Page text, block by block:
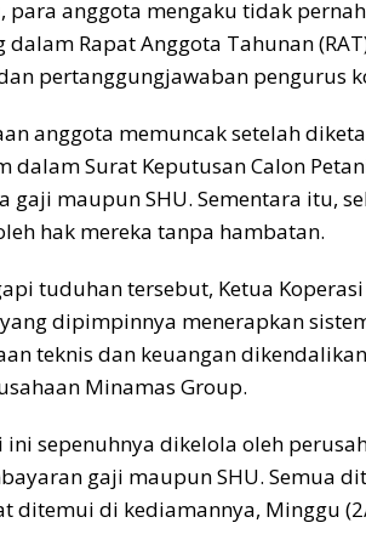
para anggota mengaku tidak
dalam Rapat Anggota Tahunan
pertanggungjawaban pengurus
anggota memuncak setelah
dalam Surat Keputusan Calon
gaji maupun SHU. Sementara itu,
hak mereka tanpa hambatan.
tuduhan tersebut, Ketua
dipimpinnya menerapkan
teknis dan keuangan
Minamas Group.
ini sepenuhnya dikelola oleh
gaji maupun SHU. Semua
ditemui di kediamannya, Minggu